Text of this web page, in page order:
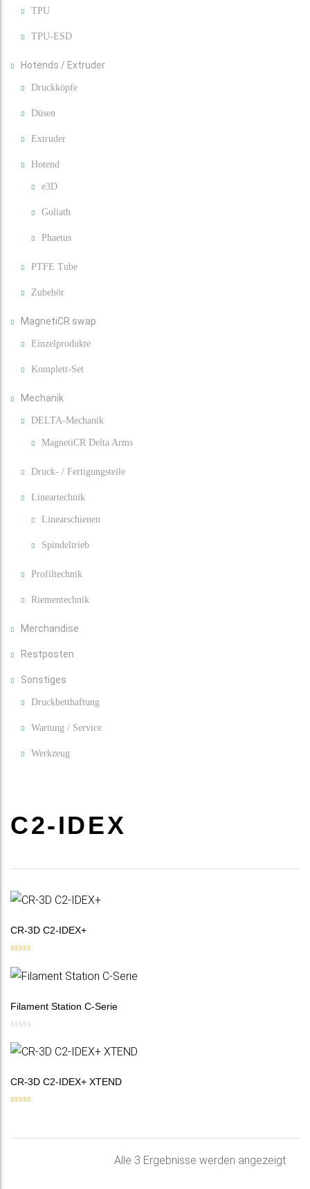
TPU
TPU-ESD
Hotends / Extruder
Druckköpfe
Düsen
Extruder
Hotend
e3D
Goliath
Phaetus
PTFE Tube
Zubehör
MagnetiCR swap
Einzelprodukte
Komplett-Set
Mechanik
DELTA-Mechanik
MagnetiCR Delta Arms
Druck- / Fertigungsteile
Lineartechnik
Linearschienen
Spindeltrieb
Profiltechnik
Riementechnik
Merchandise
Restposten
Sonstiges
Druckbetthaftung
Wartung / Service
Werkzeug
C2-IDEX
CR-3D C2-IDEX+
5.00
Filament Station C-Serie
CR-3D C2-IDEX+ XTEND
Alle 3 Ergebnisse werden angezeigtNach